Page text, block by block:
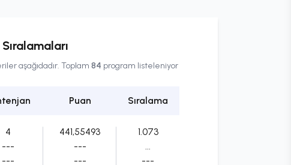
aşağıdadır. Toplam 84 program listeleniyor
Puan Sıralama
4
---
---
441,55493
---
---
1.073
...
---